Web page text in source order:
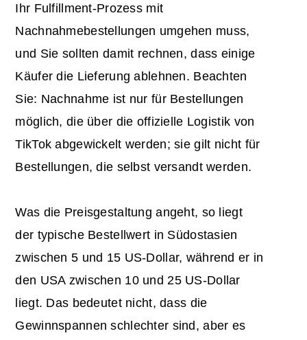
Ihr Fulfillment-Prozess mit
Nachnahmebestellungen umgehen muss,
und Sie sollten damit rechnen, dass einige
Käufer die Lieferung ablehnen. Beachten
Sie: Nachnahme ist nur für Bestellungen
möglich, die über die offizielle Logistik von
TikTok abgewickelt werden; sie gilt nicht für
Bestellungen, die selbst versandt werden.
Was die Preisgestaltung angeht, so liegt
der typische Bestellwert in Südostasien
zwischen 5 und 15 US-Dollar, während er in
den USA zwischen 10 und 25 US-Dollar
liegt. Das bedeutet nicht, dass die
Gewinnspannen schlechter sind, aber es